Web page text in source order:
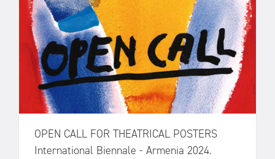
OPEN CALL FOR THEATRICAL POSTERS
International Biennale - Armenia 2024.